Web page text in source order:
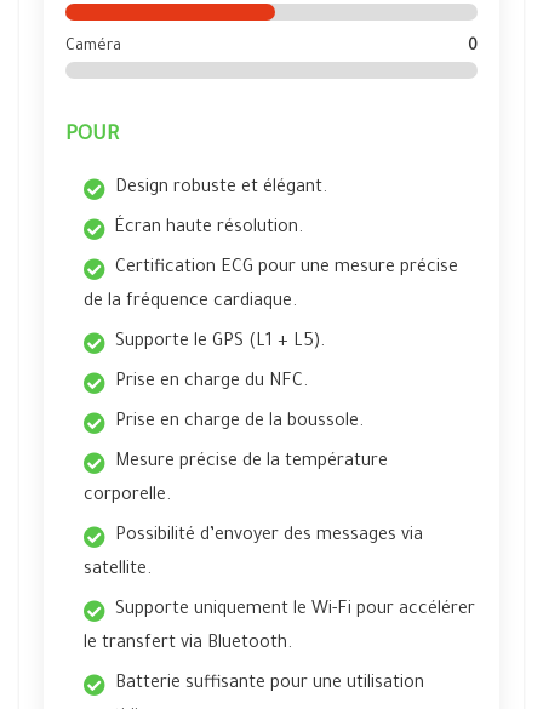
Caméra 0
POUR
Design robuste et élégant.
Écran haute résolution.
Certification ECG pour une mesure précise
de la fréquence cardiaque.
Supporte le GPS (L1 + L5).
Prise en charge du NFC.
Prise en charge de la boussole.
Mesure précise de la température
corporelle.
Possibilité d’envoyer des messages via
satellite.
Supporte uniquement le Wi-Fi pour accélérer
le transfert via Bluetooth.
Batterie suffisante pour une utilisation